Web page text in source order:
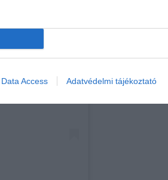
Data Access Adatvédelmi tájékoztató